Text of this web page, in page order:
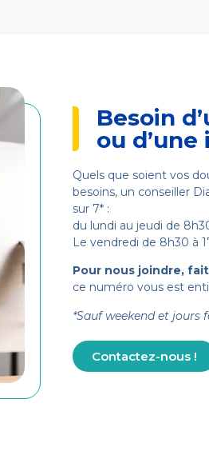
Besoin
ou
Quels que soient vos
besoins, un conseiller
sur 7* :
du lundi au jeudi de
Le vendredi de 8h30 à
Pour nous joindre,
ce numéro vous est
*Sauf weekend et jours
Contactez-nous !